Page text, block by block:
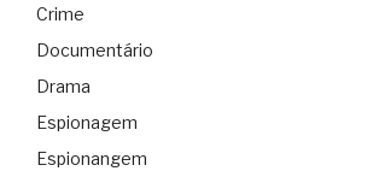
Crime
Documentário
Drama
Espionagem
Espionangem